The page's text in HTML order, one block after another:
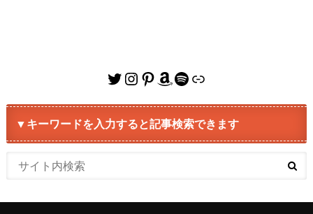
Twitter
Instagram
Pinterest
Amazon
Spotify
リンク
▼キーワードを入力すると記事検索できます